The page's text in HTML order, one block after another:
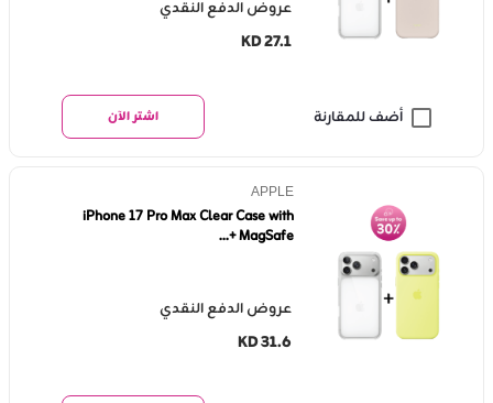
عروض الدفع النقدي
KD 27.1
أضف للمقارنة اشتر الآن
APPLE
iPhone 17 Pro Max Clear Case with
MagSafe +...
عروض الدفع النقدي
KD 31.6